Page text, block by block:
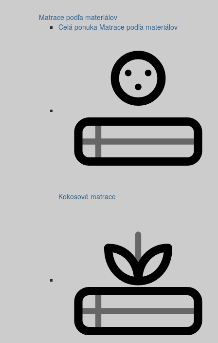
Matrace podľa materiálov
Celá ponuka Matrace podľa materiálov
Kokosové matrace